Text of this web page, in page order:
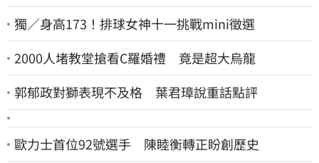
獨／身高173！排球女神十一挑戰mini徵選
2000人堵教堂搶看C羅婚禮 竟是超大烏龍
郭郁政對獅表現不及格 葉君璋說重話點評
歐力士首位92號選手 陳睦衡轉正盼創歷史